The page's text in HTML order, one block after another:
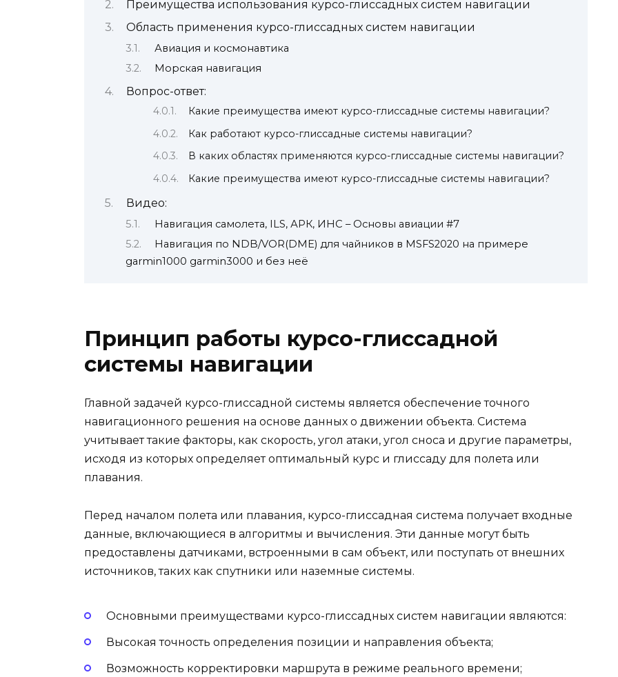
Преимущества использования курсо-глиссадных систем навигации
Область применения курсо-глиссадных систем навигации
Авиация и космонавтика
Морская навигация
Вопрос-ответ:
Какие преимущества имеют курсо-глиссадные системы навигации?
Как работают курсо-глиссадные системы навигации?
В каких областях применяются курсо-глиссадные системы навигации?
Какие преимущества имеют курсо-глиссадные системы навигации?
Видео:
Навигация самолета, ILS, АРК, ИНС – Основы авиации #7
Навигация по NDB/VOR(DME) для чайников в MSFS2020 на примере
garmin1000 garmin3000 и без неё
Принцип работы курсо-глиссадной
системы навигации
Главной задачей курсо-глиссадной системы является обеспечение точного
навигационного решения на основе данных о движении объекта. Система
учитывает такие факторы, как скорость, угол атаки, угол сноса и другие параметры,
исходя из которых определяет оптимальный курс и глиссаду для полета или
плавания.
Перед началом полета или плавания, курсо-глиссадная система получает входные
данные, включающиеся в алгоритмы и вычисления. Эти данные могут быть
предоставлены датчиками, встроенными в сам объект, или поступать от внешних
источников, таких как спутники или наземные системы.
Основными преимуществами курсо-глиссадных систем навигации являются:
Высокая точность определения позиции и направления объекта;
Возможность корректировки маршрута в режиме реального времени;